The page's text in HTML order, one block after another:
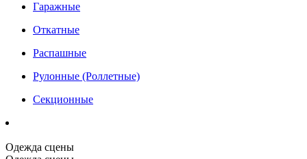
Гаражные
Откатные
Распашные
Рулонные (Роллетные)
Секционные
Одежда сцены